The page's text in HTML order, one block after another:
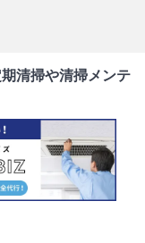
清掃や清掃メンテ